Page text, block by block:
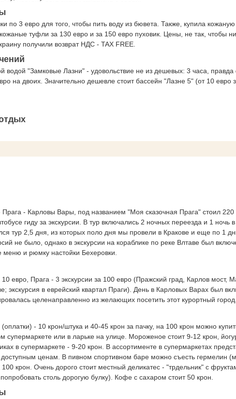
по 3 евро для того, чтобы пить воду из бювета. Также, купила
туфли за 130 евро и за 150 евро пуховик. Цены, не так, чтобы
получили возврат НДС - TAX FREE.
водой "Замковые Лазни" - удовольствие не из дешевых: 3 часа, правда
на двоих. Значительно дешевле стоит бассейн "Лазне 5" (от 10 евро
- Карловы Вары, под названием "Моя сказочная Прага" стоил 220
гиду за экскурсии. В тур включались 2 ночных переезда и 1 ночь в
тур 2,5 дня, из которых поло дня мы провели в Кракове и еще по 1
не было, однако в экскурсии на кораблике по реке Влтаве был
меню и рюмку настойки Бехеровки.
евро, Прага - 3 экскурсии за 100 евро (Пражский град, Карлов мост,
экскурсия в еврейский квартал Праги). День в Карловых Варах был
целенаправленно из желающих посетить этот курортный город.
- 10 крон/штука и 40-45 крон за пачку, на 100 крон можно
супермаркете или в ларьке на улице. Мороженое стоит 9-12 крон,
в супермаркете - 9-20 крон. В ассортименте в супермаркетах
ценам. В пивном спортивном баре можно съесть гермелин
крон. Очень дорого стоит местный деликатес - "трдельник" с
столь дорогую булку). Кофе с сахаром стоит 50 крон.